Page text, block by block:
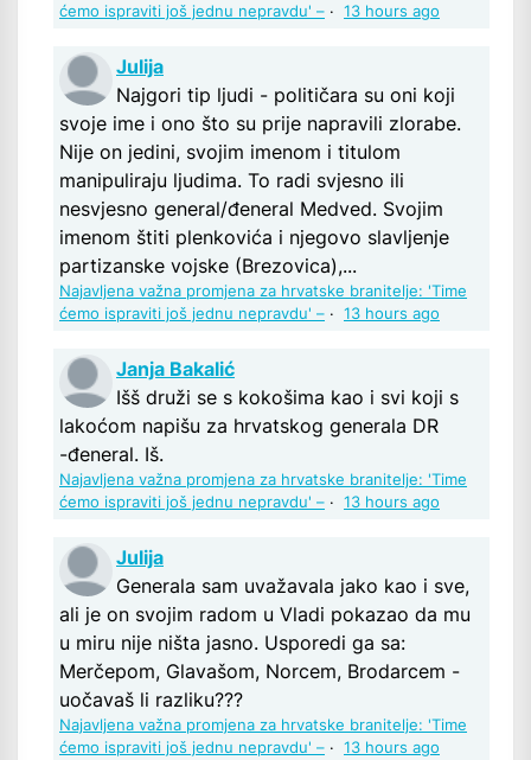
ćemo ispraviti još jednu nepravdu' – · 13 hours ago
Julija
Najgori tip ljudi - političara su oni koji
svoje ime i ono što su prije napravili zlorabe.
Nije on jedini, svojim imenom i titulom
manipuliraju ljudima. To radi svjesno ili
nesvjesno general/đeneral Medved. Svojim
imenom štiti plenkovića i njegovo slavljenje
partizanske vojske (Brezovica),...
Najavljena važna promjena za hrvatske branitelje: 'Time
ćemo ispraviti još jednu nepravdu' – · 13 hours ago
Janja Bakalić
Išš druži se s kokošima kao i svi koji s
lakoćom napišu za hrvatskog generala DR
-đeneral. Iš.
Najavljena važna promjena za hrvatske branitelje: 'Time
ćemo ispraviti još jednu nepravdu' – · 13 hours ago
Julija
Generala sam uvažavala jako kao i sve,
ali je on svojim radom u Vladi pokazao da mu
u miru nije ništa jasno. Usporedi ga sa:
Merčepom, Glavašom, Norcem, Brodarcem -
uočavaš li razliku???
Najavljena važna promjena za hrvatske branitelje: 'Time
ćemo ispraviti još jednu nepravdu' – · 13 hours ago